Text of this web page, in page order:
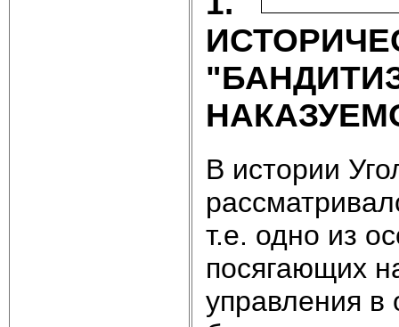
В истории
т.е. одно из
посягающих
управления в